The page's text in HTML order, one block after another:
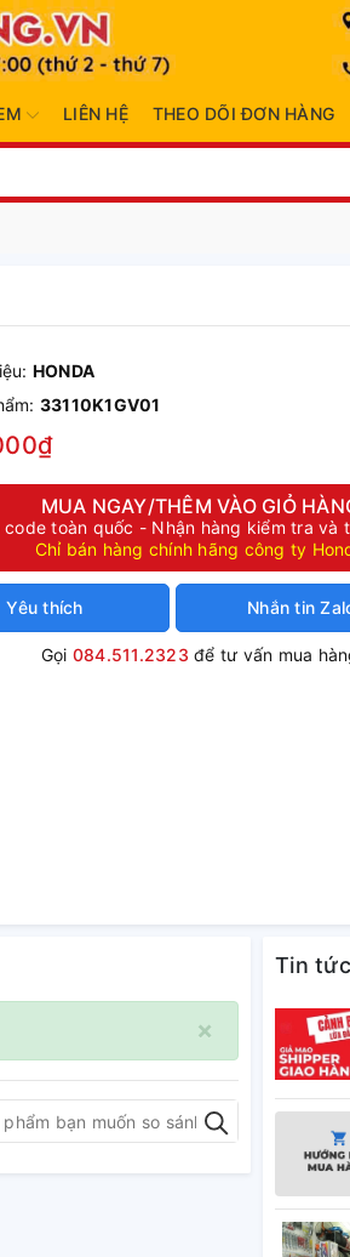
LIÊN HỆ THEO DÕI ĐƠN HÀNG
HONDA
33110K1GV01
MUA NGAY/THÊM VÀO GIỎ
code toàn quốc - Nhận hàng kiểm tra và
Chỉ bán hàng chính hãng công ty
Yêu thích Nhắn tin
Gọi 084.511.2323 để tư vấn mua
×
Tin tức